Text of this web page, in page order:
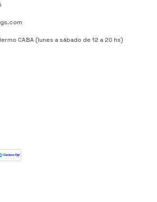
CABA (lunes a sábado de 12 a 20 hs)